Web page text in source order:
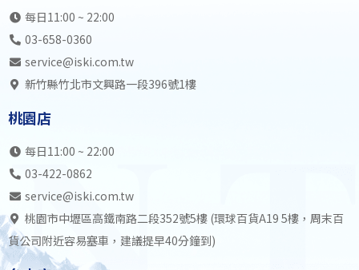
每日11:00 ~ 22:00
03-658-0360
service@iski.com.tw
新竹縣竹北市文興路一段396號1樓
桃園店
每日11:00 ~ 22:00
03-422-0862
service@iski.com.tw
桃園市中壢區高鐵南路二段352號5樓 (環球百貨A19 5樓，周末百
貨公司附近容易塞車，建議提早40分鐘到)